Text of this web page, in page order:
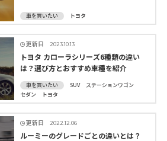
車を買いたい トヨタ
更新日 2023.10.13
トヨタ カローラシリーズ6種類の違い
は？選び方とおすすめ車種を紹介
車を買いたい SUV
ステーションワゴン
セダン
トヨタ
更新日 2022.12.06
ルーミーのグレードごとの違いとは？